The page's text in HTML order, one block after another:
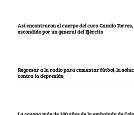
Así encontraron el cuerpo del cura Camilo Torres,
escondido por un general del Ejército
Regresar a la radio para comentar fútbol, la
contra la depresión